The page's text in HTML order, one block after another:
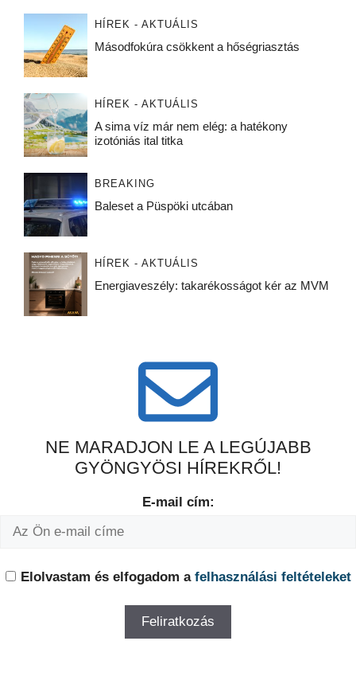
HÍREK - AKTUÁLIS
Másodfokúra csökkent a hőségriasztás
HÍREK - AKTUÁLIS
A sima víz már nem elég: a hatékony
izotóniás ital titka
BREAKING
Baleset a Püspöki utcában
HÍREK - AKTUÁLIS
Energiaveszély: takarékosságot kér az MVM
NE MARADJON LE A LEGÚJABB
GYÖNGYÖSI HÍREKRŐL!
E-mail cím:
Elolvastam és elfogadom a felhasználási feltételeket